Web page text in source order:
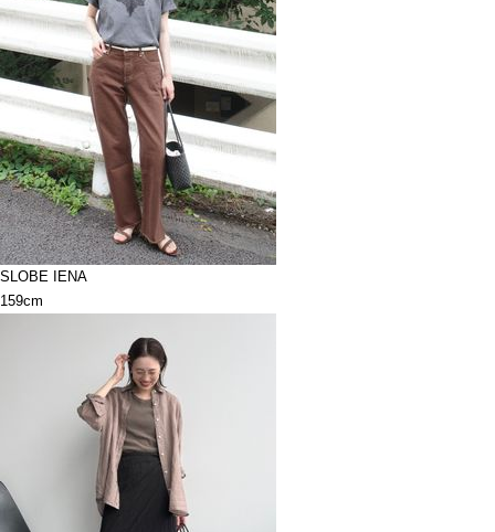
SLOBE IENA
159cm